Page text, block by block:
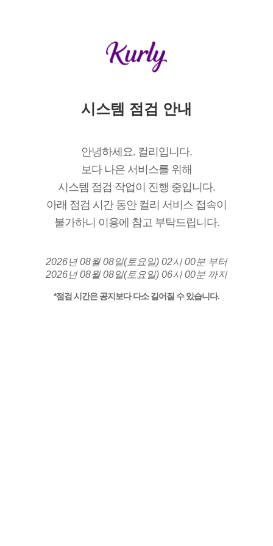
시스템 점검 안내
안녕하세요. 컬리입니다.
보다 나은 서비스를 위해
시스템 점검 작업이 진행 중입니다.
아래 점검 시간 동안 컬리 서비스 접속이
불가하니 이용에 참고 부탁드립니다.
2026년 08월 08일(토요일) 02시 00분 부터
2026년 08월 08일(토요일) 06시 00분 까지
*점검 시간은 공지보다 다소 길어질 수 있습니다.